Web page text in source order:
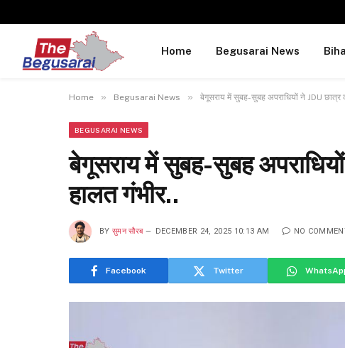
Home Begusarai News
Home » Begusarai News » बेगूसराय में सुबह-सुबह अपराधियों ने JDU छात्र
BEGUSARAI NEWS
बेगूसराय में सुबह-सुबह
हालत गंभीर..
BY सुमन सौरब DECEMBER 24, 2025 10:13 AM NO
Facebook Twitter